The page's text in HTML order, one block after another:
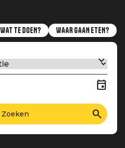
WAT TE DOEN? WAAR GAAN ETEN?